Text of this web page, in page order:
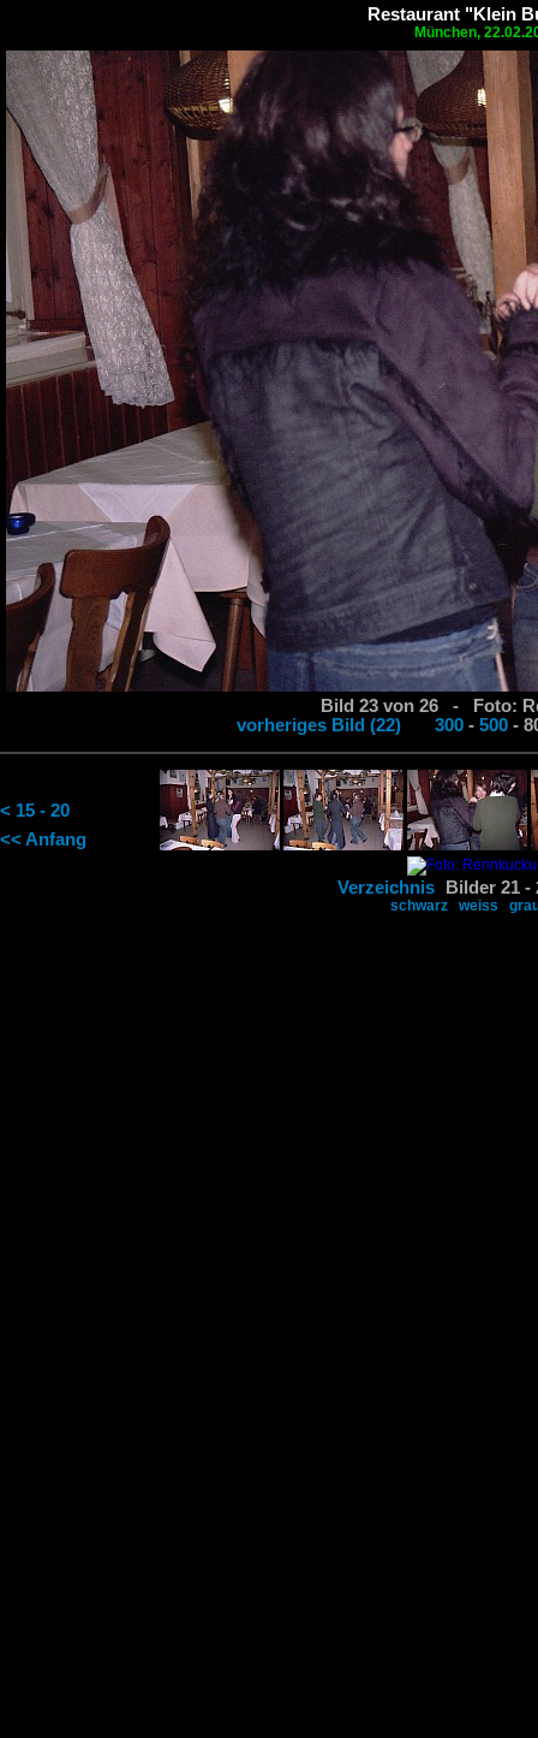
Restaurant "Klein
München,
Bild 23 von 26 - Foto:
vorheriges Bild (22)
300 - 500 -
< 15 - 20
<< Anfang
Verzeichnis Bilder 21
schwarz weiss